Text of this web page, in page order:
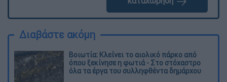
Διαβάστε ακόμη
Βοιωτία: Κλείνει το αιολικό πάρκο από
όπου ξεκίνησε η φωτιά - Στο στόχαστρο
όλα τα έργα του συλληφθέντα δημάρχου